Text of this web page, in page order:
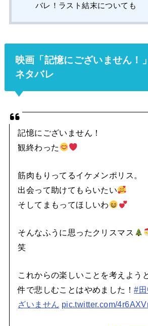
バレ！ラスト結末についても
映画「記憶にございません！
ネタバレ
記憶にございません！
観終わった
筋肉もりってるイケメンポリス。
出会って助けてもらいたい
そしてまもってほしいわ
そんなふうに思ったクリスマス
笑
これからの楽しいことを考えよう
件で悲しむことはやめました！#
ざいません pic.twitter.com/